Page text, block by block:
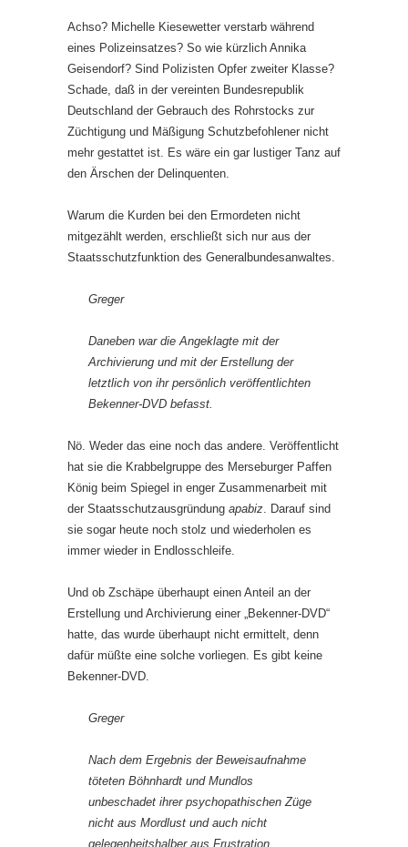
Achso? Michelle Kiesewetter verstarb während
eines Polizeinsatzes? So wie kürzlich Annika
Geisendorf? Sind Polizisten Opfer zweiter Klasse?
Schade, daß in der vereinten Bundesrepublik
Deutschland der Gebrauch des Rohrstocks zur
Züchtigung und Mäßigung Schutzbefohlener nicht
mehr gestattet ist. Es wäre ein gar lustiger Tanz auf
den Ärschen der Delinquenten.
Warum die Kurden bei den Ermordeten nicht
mitgezählt werden, erschließt sich nur aus der
Staatsschutzfunktion des Generalbundesanwaltes.
Greger
Daneben war die Angeklagte mit der
Archivierung und mit der Erstellung der
letztlich von ihr persönlich veröffentlichten
Bekenner-DVD befasst.
Nö. Weder das eine noch das andere. Veröffentlicht
hat sie die Krabbelgruppe des Merseburger Paffen
König beim Spiegel in enger Zusammenarbeit mit
der Staatsschutzausgründung apabiz . Darauf sind
sie sogar heute noch stolz und wiederholen es
immer wieder in Endlosschleife.
Und ob Zschäpe überhaupt einen Anteil an der
Erstellung und Archivierung einer „Bekenner-DVD“
hatte, das wurde überhaupt nicht ermittelt, denn
dafür müßte eine solche vorliegen. Es gibt keine
Bekenner-DVD.
Greger
Nach dem Ergebnis der Beweisaufnahme
töteten Böhnhardt und Mundlos
unbeschadet ihrer psychopathischen Züge
nicht aus Mordlust und auch nicht
gelegenheitshalber aus Frustration.